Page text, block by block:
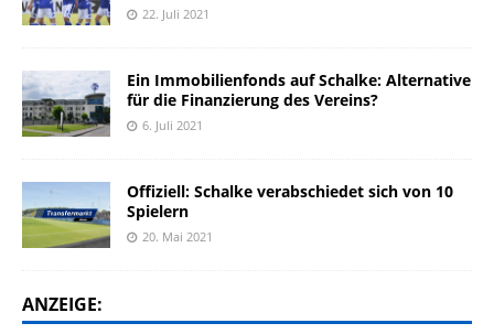
22. Juli 2021
Ein Immobilienfonds auf Schalke: Alternative
für die Finanzierung des Vereins?
6. Juli 2021
Offiziell: Schalke verabschiedet sich von 10
Spielern
20. Mai 2021
ANZEIGE: